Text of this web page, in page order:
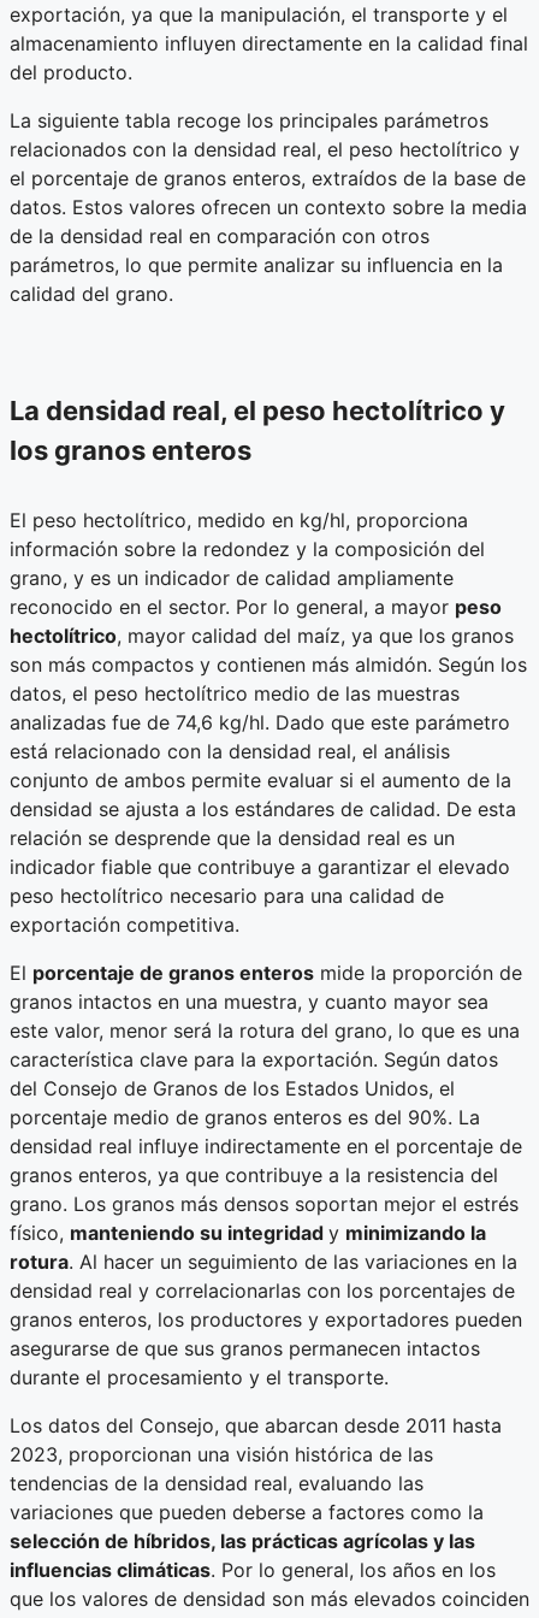
exportación, ya que la manipulación, el transporte y el
almacenamiento influyen directamente en la calidad final
del producto.
La siguiente tabla recoge los principales parámetros
relacionados con la densidad real, el peso hectolítrico y
el porcentaje de granos enteros, extraídos de la base de
datos. Estos valores ofrecen un contexto sobre la media
de la densidad real en comparación con otros
parámetros, lo que permite analizar su influencia en la
calidad del grano.
La densidad real, el peso hectolítrico y
los granos enteros
El peso hectolítrico, medido en kg/hl, proporciona
información sobre la redondez y la composición del
grano, y es un indicador de calidad ampliamente
reconocido en el sector. Por lo general, a mayor peso
hectolítrico, mayor calidad del maíz, ya que los granos
son más compactos y contienen más almidón. Según los
datos, el peso hectolítrico medio de las muestras
analizadas fue de 74,6 kg/hl. Dado que este parámetro
está relacionado con la densidad real, el análisis
conjunto de ambos permite evaluar si el aumento de la
densidad se ajusta a los estándares de calidad. De esta
relación se desprende que la densidad real es un
indicador fiable que contribuye a garantizar el elevado
peso hectolítrico necesario para una calidad de
exportación competitiva.
El porcentaje de granos enteros mide la proporción de
granos intactos en una muestra, y cuanto mayor sea
este valor, menor será la rotura del grano, lo que es una
característica clave para la exportación. Según datos
del Consejo de Granos de los Estados Unidos, el
porcentaje medio de granos enteros es del 90%. La
densidad real influye indirectamente en el porcentaje de
granos enteros, ya que contribuye a la resistencia del
grano. Los granos más densos soportan mejor el estrés
físico, manteniendo su integridad y minimizando la
rotura. Al hacer un seguimiento de las variaciones en la
densidad real y correlacionarlas con los porcentajes de
granos enteros, los productores y exportadores pueden
asegurarse de que sus granos permanecen intactos
durante el procesamiento y el transporte.
Los datos del Consejo, que abarcan desde 2011 hasta
2023, proporcionan una visión histórica de las
tendencias de la densidad real, evaluando las
variaciones que pueden deberse a factores como la
selección de híbridos, las prácticas agrícolas y las
influencias climáticas. Por lo general, los años en los
que los valores de densidad son más elevados coinciden